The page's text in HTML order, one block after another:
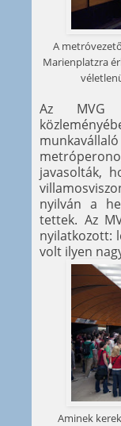
A
Marienplatzra
Az MVG
javasolták,
nyilván a
tettek. Az
nyilatkozott:
volt ilyen
Aminek